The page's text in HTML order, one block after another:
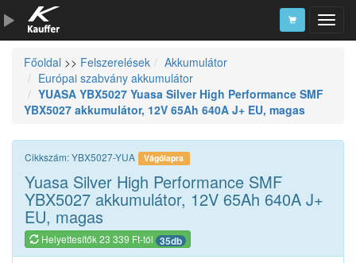
Szerszámkatalógus
Kosár
Főoldal >> Felszerelések
Akkumulátor
Európai szabvány akkumulátor
YUASA YBX5027 Yuasa Silver High Performance SMF
YBX5027 akkumulátor, 12V 65Ah 640A J+ EU, magas
Cikkszám: YBX5027-YUA Vágólapra
Yuasa Silver High Performance SMF
YBX5027 akkumulátor, 12V 65Ah 640A J+
EU, magas
Helyettesítők 23 339 Ft-tól 35db